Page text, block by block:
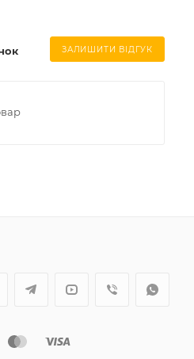
ЗАЛИШИТИ ВІДГУК